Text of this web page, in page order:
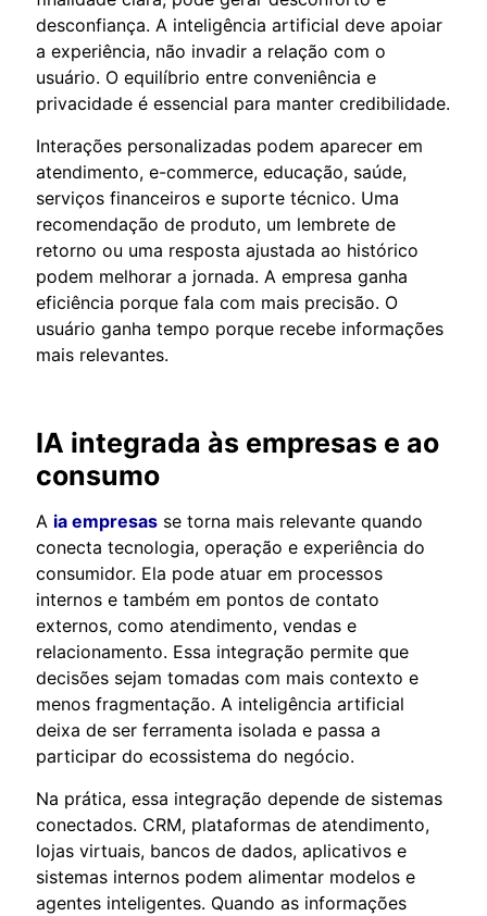
desconfiança. A inteligência artificial deve apoiar
a experiência, não invadir a relação com o
usuário. O equilíbrio entre conveniência e
privacidade é essencial para manter credibilidade.
Interações personalizadas podem aparecer em
atendimento, e-commerce, educação, saúde,
serviços financeiros e suporte técnico. Uma
recomendação de produto, um lembrete de
retorno ou uma resposta ajustada ao histórico
podem melhorar a jornada. A empresa ganha
eficiência porque fala com mais precisão. O
usuário ganha tempo porque recebe informações
mais relevantes.
IA integrada às empresas e ao
consumo
A ia empresas se torna mais relevante quando
conecta tecnologia, operação e experiência do
consumidor. Ela pode atuar em processos
internos e também em pontos de contato
externos, como atendimento, vendas e
relacionamento. Essa integração permite que
decisões sejam tomadas com mais contexto e
menos fragmentação. A inteligência artificial
deixa de ser ferramenta isolada e passa a
participar do ecossistema do negócio.
Na prática, essa integração depende de sistemas
conectados. CRM, plataformas de atendimento,
lojas virtuais, bancos de dados, aplicativos e
sistemas internos podem alimentar modelos e
agentes inteligentes. Quando as informações